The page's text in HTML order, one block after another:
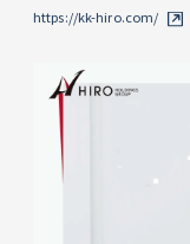
Design
シンプルデザイン
クール・モダン
ナチュラル・温も
和風・ジャパニーズ
雑誌風・エディト
イラスト
ミニマルデザイン
タイポグラフィ重
グラデーション
高級感・ラグジュ
グリッドデザイン
フラットデザイン
モーション・アニ
テクスチャ・素材感
シングルページ
Color
色から探す
https://kk-hiro.com/